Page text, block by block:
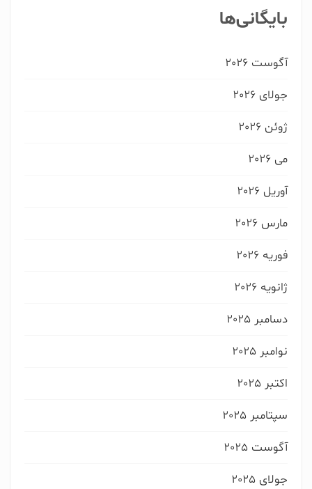
بایگانی‌ها
آگوست 2026
جولای 2026
ژوئن 2026
می 2026
آوریل 2026
مارس 2026
فوریه 2026
ژانویه 2026
دسامبر 2025
نوامبر 2025
اکتبر 2025
سپتامبر 2025
آگوست 2025
جولای 2025